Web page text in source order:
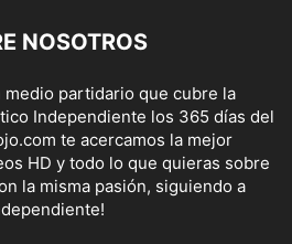
NOSOTROS
medio partidario que cubre la
Independiente los 365 días del
te acercamos la mejor
HD y todo lo que quieras sobre
la misma pasión, siguiendo a